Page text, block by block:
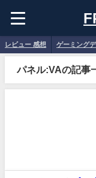
レビュー 感想 ゲーミング
パネル:VAの記事